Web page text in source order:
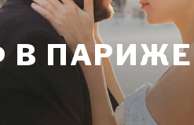
В ПАРИЖЕ